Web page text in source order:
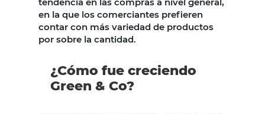
en la que los comerciantes prefieren
contar con más variedad de productos
por sobre la cantidad.
¿Cómo fue creciendo
Green & Co?